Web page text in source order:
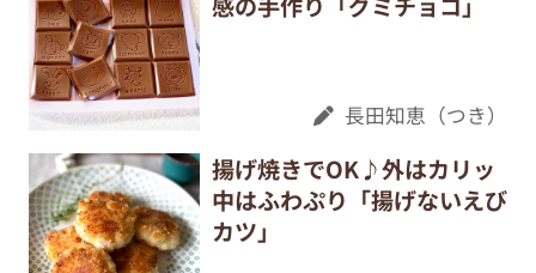
長田知恵（つき）
揚げ焼きでOK♪外はカリッ
中はふわぷり「揚げないえび
カツ」